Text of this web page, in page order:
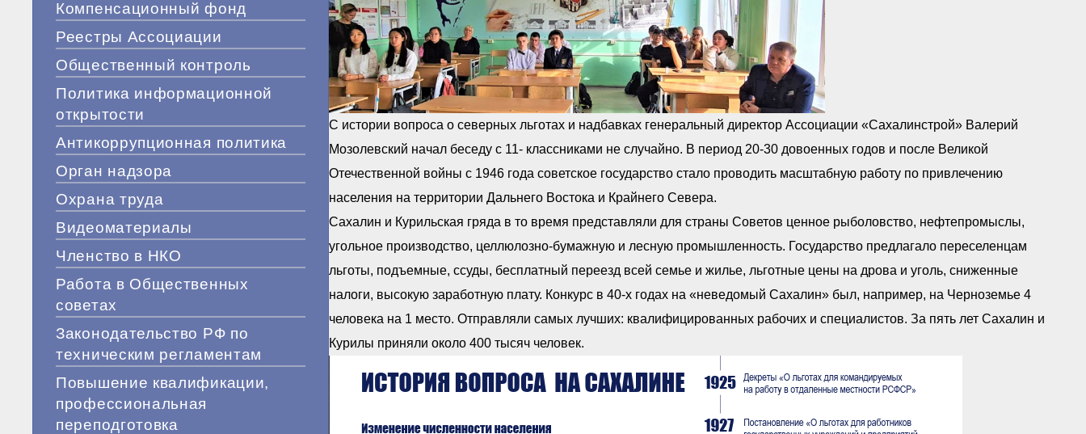
Компенсационный фонд
Реестры Ассоциации
Общественный контроль
Политика информационной
открытости
Антикоррупционная политика
Орган надзора
Охрана труда
Видеоматериалы
Членство в НКО
Работа в Общественных
советах
Законодательство РФ по
техническим регламентам
Повышение квалификации,
профессиональная
переподготовка
С истории вопроса о северных льготах и надбавках генеральный директор Ассоциации «Сахалинстрой» Валерий
Мозолевский начал беседу с 11- классниками не случайно. В период 20-30 довоенных годов и после Великой
Отечественной войны с 1946 года советское государство стало проводить масштабную работу по привлечению
населения на территории Дальнего Востока и Крайнего Севера.
Сахалин и Курильская гряда в то время представляли для страны Советов ценное рыболовство, нефтепромыслы,
угольное производство, целлюлозно-бумажную и лесную промышленность. Государство предлагало переселенцам
льготы, подъемные, ссуды, бесплатный переезд всей семье и жилье, льготные цены на дрова и уголь, сниженные
налоги, высокую заработную плату. Конкурс в 40-х годах на «неведомый Сахалин» был, например, на Черноземье 4
человека на 1 место. Отправляли самых лучших: квалифицированных рабочих и специалистов. За пять лет Сахалин и
Курилы приняли около 400 тысяч человек.